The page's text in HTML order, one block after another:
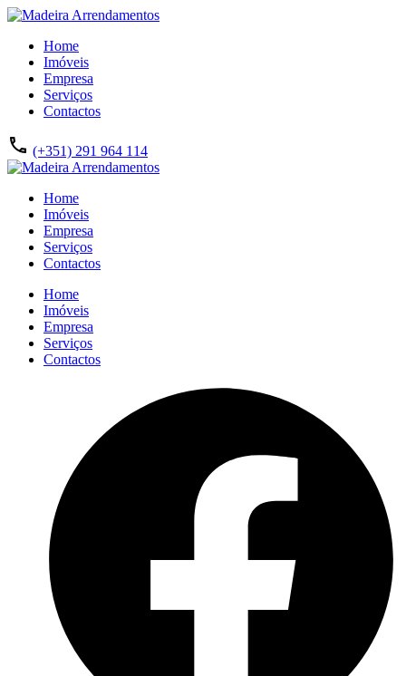
Home
Imóveis
Empresa
Serviços
Contactos
(+351) 291 964 114
Home
Imóveis
Empresa
Serviços
Contactos
Home
Imóveis
Empresa
Serviços
Contactos